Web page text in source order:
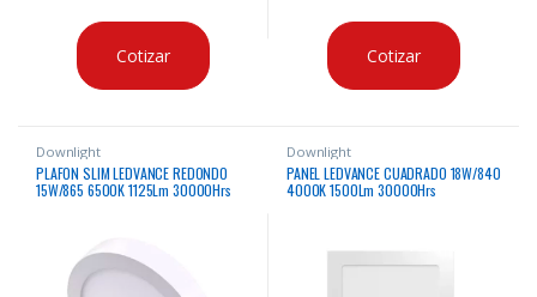
Cotizar Cotizar
Downlight
PLAFON SLIM LEDVANCE REDONDO
15W/865 6500K 1125Lm 30000Hrs
Downlight
PANEL LEDVANCE CUADRADO 18W/840
4000K 1500Lm 30000Hrs